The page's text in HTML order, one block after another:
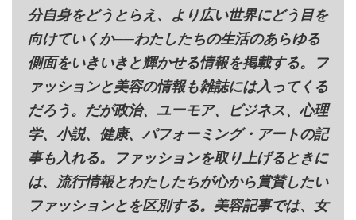
分自身をどうとらえ、より広い世界にどう目を
向けていくか──わたしたちの生活のあらゆる
側面をいきいきと輝かせる情報を掲載する。フ
ァッションと美容の情報も雑誌には入ってくる
だろう。だが政治、ユーモア、ビジネス、心理
学、小説、健康、パフォーミング・アートの記
事も入れる。ファッションを取り上げるときに
は、流行情報とわたしたちが心から賞賛したい
ファッションとを区別する。美容記事では、女